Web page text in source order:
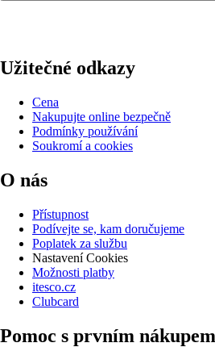
Užitečné odkazy
Cena
Nakupujte online bezpečně
Podmínky používání
Soukromí a cookies
O nás
Přístupnost
Podívejte se, kam doručujeme
Poplatek za službu
Nastavení Cookies
Možnosti platby
itesco.cz
Clubcard
Pomoc s prvním nákupem